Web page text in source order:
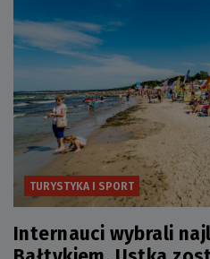
TURYSTYKA I SPORT
Internauci wybrali